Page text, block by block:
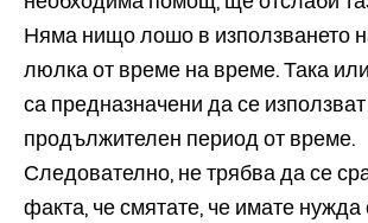
Няма нищо лошо в използването
люлка от време на време. Така
са предназначени да се
продължителен период от време.
Следователно, не трябва да се
факта, че смятате, че имате